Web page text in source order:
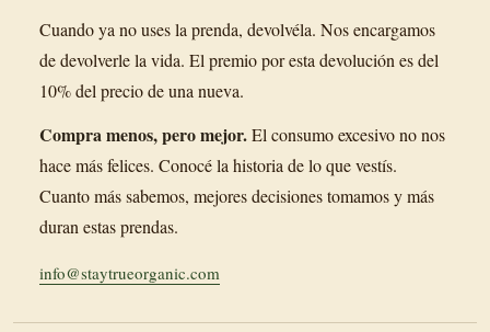
Cuando ya no uses la prenda, devolvéla. Nos encargamos
de devolverle la vida. El premio por esta devolución es del
10% del precio de una nueva.
Compra menos, pero mejor.El consumo excesivo no nos
hace más felices. Conocé la historia de lo que vestís.
Cuanto más sabemos, mejores decisiones tomamos y más
duran estas prendas.
info@staytrueorganic.com